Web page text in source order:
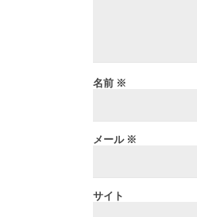
名前 ※
メール ※
サイト